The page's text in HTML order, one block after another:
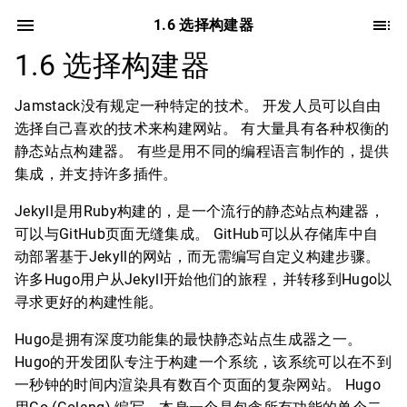
1.6 选择构建器
1.6 选择构建器
Jamstack没有规定一种特定的技术。 开发人员可以自由
选择自己喜欢的技术来构建网站。 有大量具有各种权衡的
静态站点构建器。 有些是用不同的编程语言制作的，提供
集成，并支持许多插件。
Jekyll是用Ruby构建的，是一个流行的静态站点构建器，
可以与GitHub页面无缝集成。 GitHub可以从存储库中自
动部署基于Jekyll的网站，而无需编写自定义构建步骤。
许多Hugo用户从Jekyll开始他们的旅程，并转移到Hugo以
寻求更好的构建性能。
Hugo是拥有深度功能集的最快静态站点生成器之一。
Hugo的开发团队专注于构建一个系统，该系统可以在不到
一秒钟的时间内渲染具有数百个页面的复杂网站。 Hugo